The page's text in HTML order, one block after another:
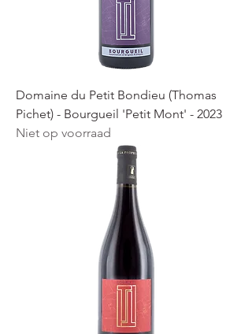
Domaine du Petit Bondieu (Thomas
Pichet) - Bourgueil 'Petit Mont' - 2023
Niet op voorraad